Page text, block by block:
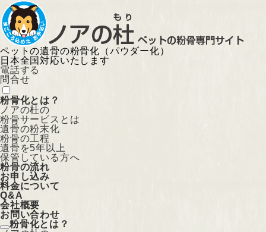
ペットの遺骨の粉骨化（パウダー化）
日本全国対応いたします
電話する
問合せ
粉骨化とは？
ノアの杜の
粉骨サービスとは
遺骨の粉末化
粉骨の工程
遺骨を5年以上
保管している方へ
粉骨の流れ
お申し込み
料金について
Q&A
会社概要
お問い合わせ
粉骨化とは？